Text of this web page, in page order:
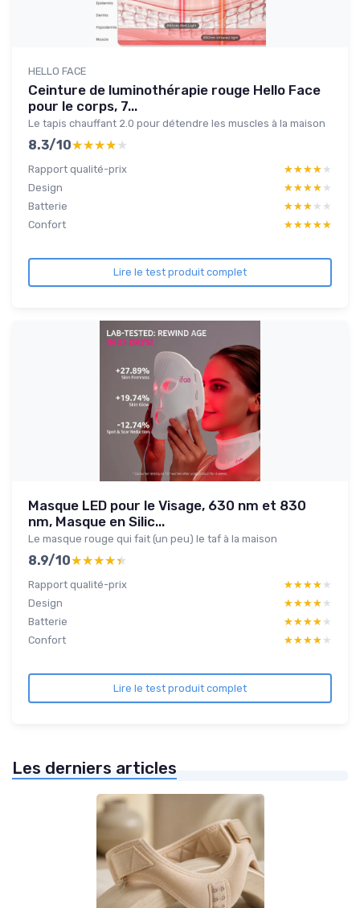
HELLO FACE
Ceinture de luminothérapie rouge Hello Face
pour le corps, 7...
Le tapis chauffant 2.0 pour détendre les muscles à la maison
8.3/10★★★★★
★★★★★
Rapport qualité-prix ★★★★★
★★★★★
Design
★★★★★
★★★★★
Batterie
★★★★★
★★★★★
Confort
★★★★★
★★★★★
Lire le test produit complet
Masque LED pour le Visage, 630 nm et 830
nm, Masque en Silic...
Le masque rouge qui fait (un peu) le taf à la maison
8.9/10★★★★★
★★★★★
Rapport qualité-prix ★★★★★
★★★★★
Design
★★★★★
★★★★★
Batterie
★★★★★
★★★★★
Confort
★★★★★
★★★★★
Lire le test produit complet
Les derniers articles